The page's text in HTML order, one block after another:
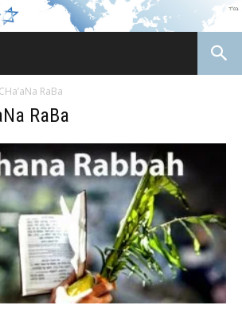
RaBa
RaBa